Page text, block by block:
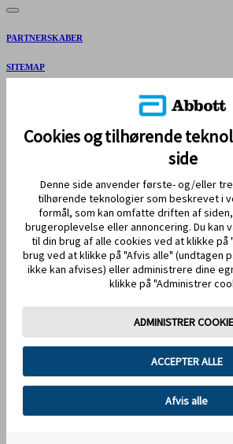
PARTNERSKABER
SITEMAP
REFERENCER & ANSVARSFRASKRIVELSE
HOLD DIG OPDATERET
Anvendelsesvilkår
Cookiepolitik
Cookie-præferencer
Cookies og tilhørende
side
Denne side anvender første- og/eller
tilhørende teknologier som beskrevet i
formål, som kan omfatte driften af
brugeroplevelse eller annoncering. Du kan
til din brug af alle cookies ved at klikke på
brug ved at klikke på "Afvis alle" (undtagen
ikke kan afvises) eller administrere dine
klikke på "Administrer
ADMINISTRER
ACCEPTER ALLE
Afvis alle